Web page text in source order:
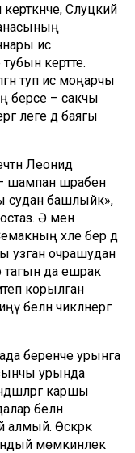
Слуцкий
исә
кертте.
туп исә моңарчы
берсе – сакчы
әлеге дә баягы
Леонид
шампан шәрабенә
судан башлыйк»,
Ә менә
хәле бер дә
узган очрашудан
тагын да ешрак
корылган
белән чикләнергә
беренче урынга
урында
каршы
белән
алмый. Өскәрәк
Андый мөмкинлек